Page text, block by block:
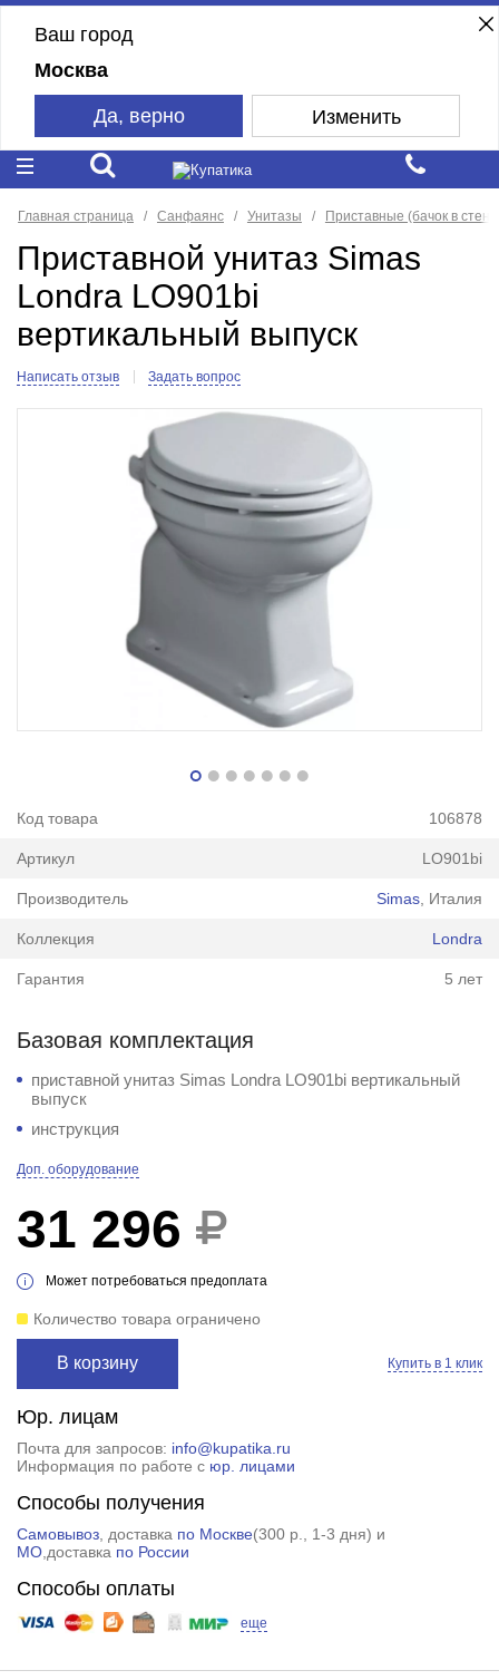
Ваш город
Москва
Да, верно Изменить
Главная страница Санфаянс Унитазы Приставные (бачок в
Приставной унитаз Simas
Londra LO901bi
вертикальный выпуск
Написать отзыв Задать вопрос
Код товара 106878
Артикул LO901bi
Производитель Simas , Италия
Коллекция Londra
Гарантия 5 лет
Базовая комплектация
приставной унитаз Simas Londra LO901bi вертикальный
выпуск
инструкция
Доп. оборудование
31 296
Может потребоваться предоплата
Количество товара ограничено
В корзину Купить в 1 клик
Юр. лицам
Почта для запросов: info@kupatika.ru
Информация по работе с юр. лицами
Способы получения
Самовывоз, доставка по Москве(300 р.
, 1-3 дня) и
МО,доставка по России
Способы оплаты
еще